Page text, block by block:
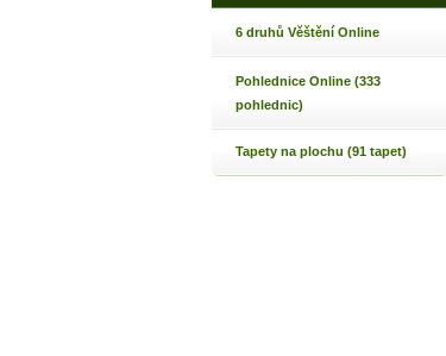
6 druhů Věštění Online
Pohlednice Online (333
pohlednic)
Tapety na plochu (91 tapet)